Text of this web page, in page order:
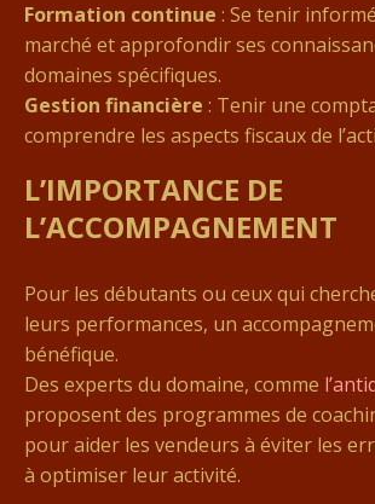
Formation continue : Se tenir
marché et approfondir ses
domaines spécifiques.
Gestion financière : Tenir une
comprendre les aspects fiscaux de
L’IMPORTANCE DE
L’ACCOMPAGNEMENT
Pour les débutants ou ceux qui
leurs performances, un
bénéfique.
Des experts du domaine, comme
proposent des programmes de
pour aider les vendeurs à éviter les
à optimiser leur activité.